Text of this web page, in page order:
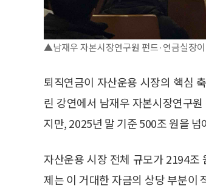
▲남재우 자본시장연구원 펀드·연금실장
퇴직연금이 자산운용 시장의 핵심
린 강연에서 남재우 자본시장연구
지만, 2025년 말 기준 500조 원을
자산운용 시장 전체 규모가 2194조
제는 이 거대한 자금의 상당 부분이